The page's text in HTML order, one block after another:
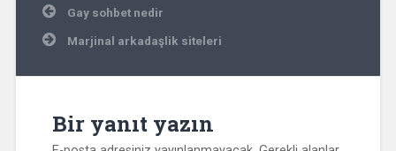
Yazı
gezinmesi
Gay sohbet nedir
Marjinal arkadaşlik siteleri
Bir yanıt yazın